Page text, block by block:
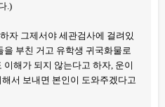
.)
자 그제서야 세관검사에 걸려있
부친 거고 유학생 귀국화물로
해가 되지 않는다고 하자, 운이
서 보내면 본인이 도와주겠다고